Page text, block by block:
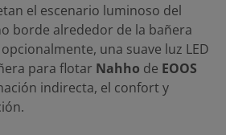
el escenario luminoso del
borde alrededor de la bañera
una suave luz LED
para flotar Nahho de EOOS
indirecta, el confort y